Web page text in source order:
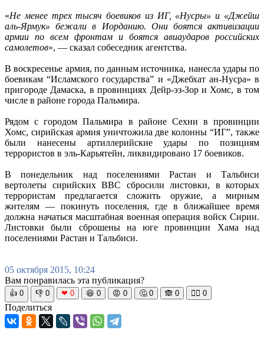
«Не менее трех тысяч боевиков из ИГ, «Нусры» и «Джейш
аль-Ярмук» бежали в Иорданию. Они боятся активизации
армии по всем фронтам и боятся авиаударов российских
самолетов», — сказал собеседник агентства.
В воскресенье армия, по данным источника, нанесла удары по
боевикам “Исламского государства” и «Джебхат ан-Нусра» в
пригороде Дамаска, в провинциях Дейр-эз-Зор и Хомс, в том
числе в районе города Пальмира.
Рядом с городом Пальмира в районе Сехни в провинции
Хомс, сирийская армия уничтожила две колонны “ИГ”, также
были нанесены артиллерийские удары по позициям
террористов в эль-Карьятейн, ликвидировано 17 боевиков.
В понедельник над поселениями Растан и Тальбиси
вертолеты сирийских ВВС сбросили листовки, в которых
террористам предлагается сложить оружие, а мирным
жителям — покинуть поселения, где в ближайшее время
должна начаться масштабная военная операция войск Сирии.
Листовки были сброшены на юге провинции Хама над
поселениями Растан и Тальбиси.
05 октября 2015, 10:24
Вам понравилась эта публикация?
👍 0 👎 0 ❤ 0 😆 0 😡 0 🤔 0 🙈 0 🧘‍♀️ 0
Поделиться